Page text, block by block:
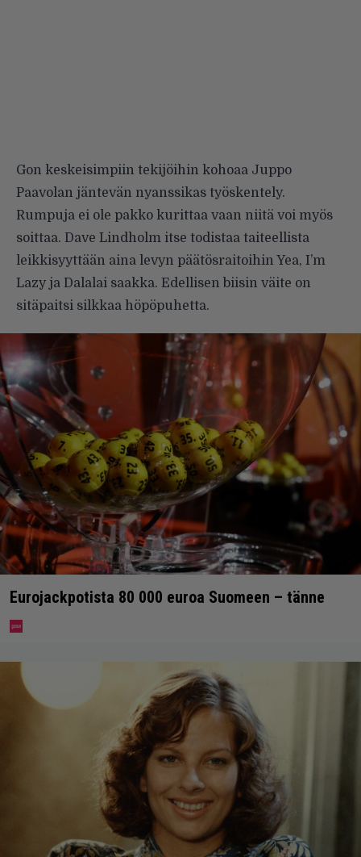
Gon keskeisimpiin tekijöihin kohoaa Juppo
Paavolan jäntevän nyanssikas työskentely.
Rumpuja ei ole pakko kurittaa vaan niitä voi myös
soittaa. Dave Lindholm itse todistaa taiteellista
leikkisyyttään aina levyn päätösraitoihin Yea, I’m
Lazy ja Dalalai saakka. Edellisen biisin väite on
sitäpaitsi silkkaa höpöpuhetta.
Eurojackpotista 80 000 euroa Suomeen – tänne